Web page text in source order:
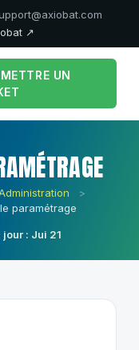
↗
UN
>
paramétrage
: Jui 21